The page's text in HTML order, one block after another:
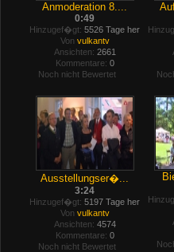
Anmoderation 8....
0:49
Hinzugef�gt: 5526 Tage her
Von vulkantv
Ansichten: 2661
Kommentare: 0
Noch nicht Bewertet
Ausstellungser�...
3:24
Hinzugef�gt: 5197 Tage her
Von vulkantv
Ansichten: 4574
Kommentare: 0
Noch nicht Bewertet